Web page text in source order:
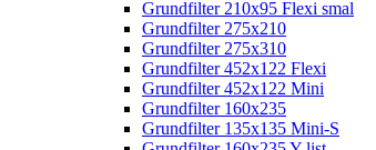
Grundfilter 210x95 Flexi smal
Grundfilter 275x210
Grundfilter 275x310
Grundfilter 452x122 Flexi
Grundfilter 452x122 Mini
Grundfilter 160x235
Grundfilter 135x135 Mini-S